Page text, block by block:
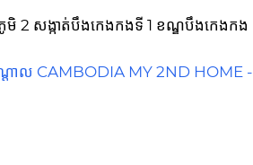
ភូមិ 2 សង្កាត់បឹងកេងកងទី 1 ខណ្ឌបឹងកេងកង
ាល CAMBODIA MY 2ND HOME -